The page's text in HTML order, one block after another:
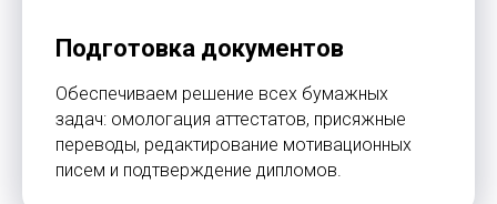
Подготовка документов
Обеспечиваем решение всех бумажных
задач: омологация аттестатов, присяжные
переводы, редактирование мотивационных
писем и подтверждение дипломов.
Study Barcelona